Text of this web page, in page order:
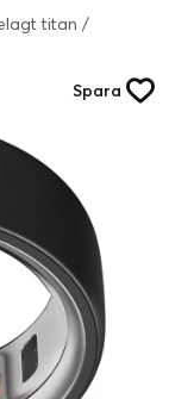
titan /
Spara